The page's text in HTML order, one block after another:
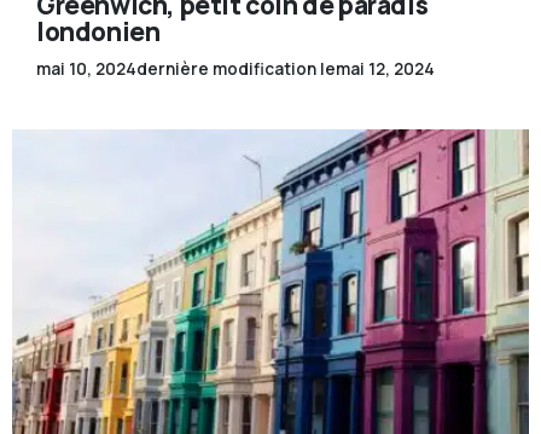
londonien
mai 10, 2024dernière modification lemai 12, 2024